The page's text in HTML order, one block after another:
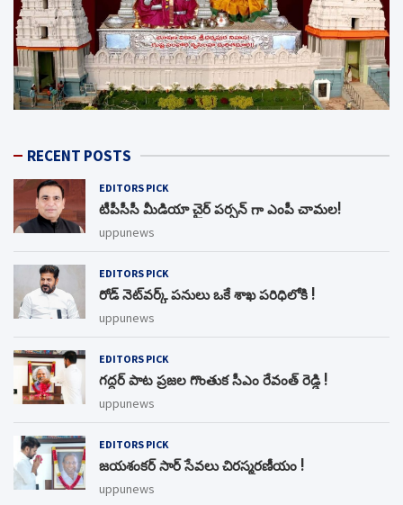
RECENT POSTS
EDITORS PICK
టీపీసీసీ మీడియా చైర్ పర్సన్ గా ఎంపీ చామల!
uppunews
EDITORS PICK
రోడ్ నెట్‌వర్క్‌ పనులు ఒకే శాఖ పరిధిలోకి !
uppunews
EDITORS PICK
గద్దర్ పాట ప్రజల గొంతుక సీఎం రేవంత్ రెడ్డి !
uppunews
EDITORS PICK
జయశంకర్ సార్ సేవలు చిరస్మరణీయం !
uppunews